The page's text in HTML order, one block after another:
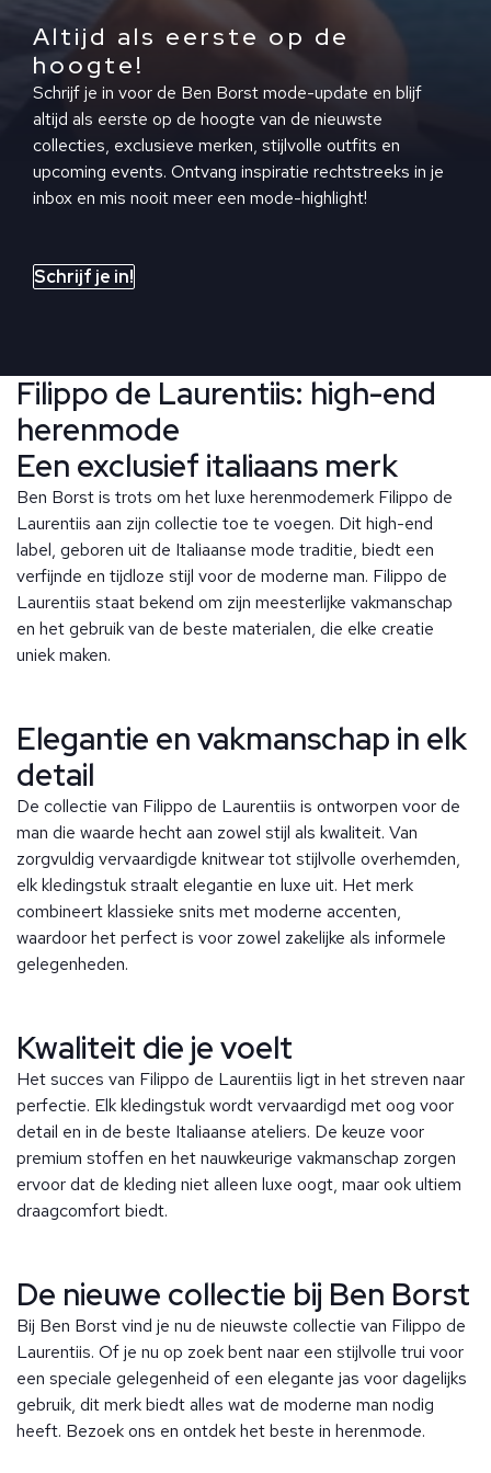
Altijd als eerste op de
hoogte!
Schrijf je in voor de Ben Borst mode-update en blijf
altijd als eerste op de hoogte van de nieuwste
collecties, exclusieve merken, stijlvolle outfits en
upcoming events. Ontvang inspiratie rechtstreeks in je
inbox en mis nooit meer een mode-highlight!
Schrijf je in!
Filippo de Laurentiis: high-end
herenmode
Een exclusief italiaans merk
Ben Borst is trots om het luxe herenmodemerk Filippo de
Laurentiis aan zijn collectie toe te voegen. Dit high-end
label, geboren uit de Italiaanse mode traditie, biedt een
verfijnde en tijdloze stijl voor de moderne man. Filippo de
Laurentiis staat bekend om zijn meesterlijke vakmanschap
en het gebruik van de beste materialen, die elke creatie
uniek maken.
Elegantie en vakmanschap in elk
detail
De collectie van Filippo de Laurentiis is ontworpen voor de
man die waarde hecht aan zowel stijl als kwaliteit. Van
zorgvuldig vervaardigde knitwear tot stijlvolle overhemden,
elk kledingstuk straalt elegantie en luxe uit. Het merk
combineert klassieke snits met moderne accenten,
waardoor het perfect is voor zowel zakelijke als informele
gelegenheden.
Kwaliteit die je voelt
Het succes van Filippo de Laurentiis ligt in het streven naar
perfectie. Elk kledingstuk wordt vervaardigd met oog voor
detail en in de beste Italiaanse ateliers. De keuze voor
premium stoffen en het nauwkeurige vakmanschap zorgen
ervoor dat de kleding niet alleen luxe oogt, maar ook ultiem
draagcomfort biedt.
De nieuwe collectie bij Ben Borst
Bij Ben Borst vind je nu de nieuwste collectie van Filippo de
Laurentiis. Of je nu op zoek bent naar een stijlvolle trui voor
een speciale gelegenheid of een elegante jas voor dagelijks
gebruik, dit merk biedt alles wat de moderne man nodig
heeft. Bezoek ons en ontdek het beste in herenmode.